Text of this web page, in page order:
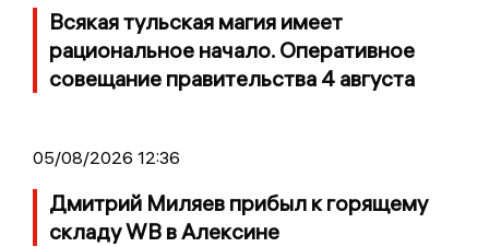
Всякая тульская магия имеет
рациональное начало. Оперативное
совещание правительства 4 августа
05/08/2026 12:36
Дмитрий Миляев прибыл к горящему
складу WB в Алексине